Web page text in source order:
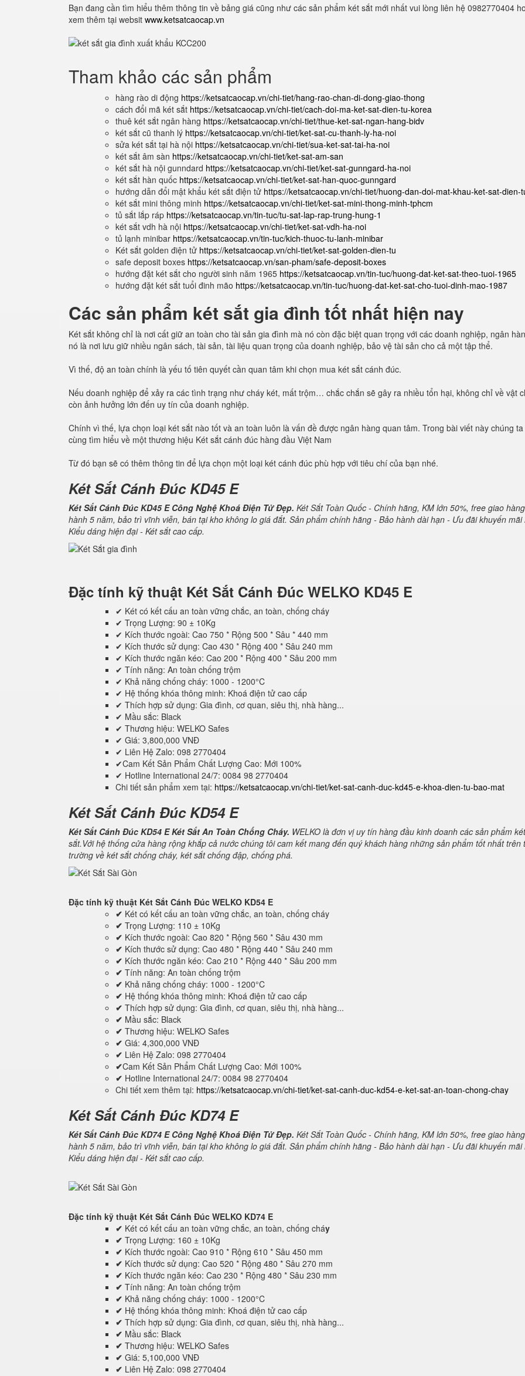
Bạn đang cần tìm hiểu thêm thông tin về bảng giá cũng như các sản phẩm két sắt mới nhất vui lòng liên hệ 0982770404
xem thêm tại websit www.ketsatcaocap.vn
Tham khảo các sản phẩm
hàng rào di động https://ketsatcaocap.vn/chi-tiet/hang-rao-chan-di-dong-giao-thong
cách đổi mã két sắt https://ketsatcaocap.vn/chi-tiet/cach-doi-ma-ket-sat-dien-tu-korea
thuê két sắt ngân hàng https://ketsatcaocap.vn/chi-tiet/thue-ket-sat-ngan-hang-bidv
két sắt cũ thanh lý https://ketsatcaocap.vn/chi-tiet/ket-sat-cu-thanh-ly-ha-noi
sửa két sắt tại hà nội https://ketsatcaocap.vn/chi-tiet/sua-ket-sat-tai-ha-noi
két sắt âm sàn https://ketsatcaocap.vn/chi-tiet/ket-sat-am-san
két sắt hà nội gunndard https://ketsatcaocap.vn/chi-tiet/ket-sat-gunngard-ha-noi
két sắt hàn quốc https://ketsatcaocap.vn/chi-tiet/ket-sat-han-quoc-gunngard
hướng dẫn đổi mật khẩu két sắt điện tử https://ketsatcaocap.vn/chi-tiet/huong-dan-doi-mat-khau-ket-sat-dien-
két sắt mini thông minh https://ketsatcaocap.vn/chi-tiet/ket-sat-mini-thong-minh-tphcm
tủ sắt lắp ráp https://ketsatcaocap.vn/tin-tuc/tu-sat-lap-rap-trung-hung-1
két sắt vdh hà nội https://ketsatcaocap.vn/chi-tiet/ket-sat-vdh-ha-noi
tủ lạnh minibar https://ketsatcaocap.vn/tin-tuc/kich-thuoc-tu-lanh-minibar
Két sắt golden điện tử https://ketsatcaocap.vn/chi-tiet/ket-sat-golden-dien-tu
safe deposit boxes https://ketsatcaocap.vn/san-pham/safe-deposit-boxes
hướng đặt két sắt cho người sinh năm 1965 https://ketsatcaocap.vn/tin-tuc/huong-dat-ket-sat-theo-tuoi-1965
hướng đặt két sắt tuổi đinh mão https://ketsatcaocap.vn/tin-tuc/huong-dat-ket-sat-cho-tuoi-dinh-mao-1987
Các sản phẩm két sắt gia đình tốt nhất hiện nay
Két sắt không chỉ là nơi cất giữ an toàn cho tài sản gia đình mà nó còn đặc biệt quan trọng với các doanh nghiệp, ngân
nó là nơi lưu giữ nhiều ngân sách, tài sản, tài liệu quan trọng của doanh nghiệp, bảo vệ tài sản cho cả một tập thể.
Vì thế, độ an toàn chính là yếu tố tiên quyết cần quan tâm khi chọn mua két sắt cánh đúc.
Nếu doanh nghiệp để xảy ra các tình trạng như cháy két, mất trộm… chắc chắn sẽ gây ra nhiều tổn hại, không chỉ về vật
còn ảnh hưởng lớn đến uy tín của doanh nghiệp.
Chính vì thế, lựa chọn loại két sắt nào tốt và an toàn luôn là vấn đề được ngân hàng quan tâm. Trong bài viết này chúng
cùng tìm hiểu về một thương hiệu Két sắt cánh đúc hàng đầu Việt Nam
Từ đó bạn sẽ có thêm thông tin để lựa chọn một loại két cánh đúc phù hợp với tiêu chí của bạn nhé.
Két Sắt Cánh Đúc KD45 E
Két Sắt Cánh Đúc KD45 E Công Nghệ Khoá Điện Tử Đẹp. Két Sắt Toàn Quốc - Chính hãng, KM lớn 50%, free giao
hành 5 năm, bảo trì vĩnh viễn, bán tại kho không lo giá đắt. Sản phẩm chính hãng - Bảo hành dài hạn - Ưu đãi khuyến mãi
Kiểu dáng hiện đại - Két sắt cao cấp.
Đặc tính kỹ thuật Két Sắt Cánh Đúc WELKO KD45 E
✔ Két có kết cấu an toàn vững chắc, an toàn, chống cháy
✔ Trọng Lượng: 90 ± 10Kg
✔ Kích thước ngoài: Cao 750 * Rộng 500 * Sâu * 440 mm
✔ Kích thước sử dụng: Cao 430 * Rộng 400 * Sâu 240 mm
✔ Kích thước ngăn kéo: Cao 200 * Rộng 400 * Sâu 200 mm
✔ Tính năng: An toàn chống trộm
✔ Khả năng chống cháy: 1000 - 1200°C
✔ Hệ thống khóa thông minh: Khoá điện tử cao cấp
✔ Thích hợp sử dụng: Gia đình, cơ quan, siêu thị, nhà hàng...
✔ Mầu sắc: Black
✔ Thương hiệu: WELKO Safes
✔ Giá: 3,800,000 VNĐ
✔ Liên Hệ Zalo: 098 2770404
✔Cam Kết Sản Phẩm Chất Lượng Cao: Mới 100%
✔ Hotline International 24/7: 0084 98 2770404
Chi tiết sản phẩm xem tại: https://ketsatcaocap.vn/chi-tiet/ket-sat-canh-duc-kd45-e-khoa-dien-tu-bao-mat
Két Sắt Cánh Đúc KD54 E
Két Sắt Cánh Đúc KD54 E Két Sắt An Toàn Chống Cháy. WELKO là đơn vị uy tín hàng đầu kinh doanh các sản phẩm két
sắt.Với hệ thống cửa hàng rộng khắp cả nước chúng tôi cam kết mang đến quý khách hàng những sản phẩm tốt nhất trên
trường về két sắt chống cháy, két sắt chống đập, chống phá.
Đặc tính kỹ thuật Két Sắt Cánh Đúc WELKO KD54 E
✔ Két có kết cấu an toàn vững chắc, an toàn, chống cháy
✔ Trọng Lượng: 110 ± 10Kg
✔ Kích thước ngoài: Cao 820 * Rộng 560 * Sâu 430 mm
✔ Kích thước sử dụng: Cao 480 * Rộng 440 * Sâu 240 mm
✔ Kích thước ngăn kéo: Cao 210 * Rộng 440 * Sâu 200 mm
✔ Tính năng: An toàn chống trộm
✔ Khả năng chống cháy: 1000 - 1200°C
✔ Hệ thống khóa thông minh: Khoá điện tử cao cấp
✔ Thích hợp sử dụng: Gia đình, cơ quan, siêu thị, nhà hàng...
✔ Mầu sắc: Black
✔ Thương hiệu: WELKO Safes
✔ Giá: 4,300,000 VNĐ
✔ Liên Hệ Zalo: 098 2770404
✔Cam Kết Sản Phẩm Chất Lượng Cao: Mới 100%
✔ Hotline International 24/7: 0084 98 2770404
Chi tiết xem thêm tại: https://ketsatcaocap.vn/chi-tiet/ket-sat-canh-duc-kd54-e-ket-sat-an-toan-chong-chay
Két Sắt Cánh Đúc KD74 E
Két Sắt Cánh Đúc KD74 E Công Nghệ Khoá Điện Tử Đẹp. Két Sắt Toàn Quốc - Chính hãng, KM lớn 50%, free giao
hành 5 năm, bảo trì vĩnh viễn, bán tại kho không lo giá đắt. Sản phẩm chính hãng - Bảo hành dài hạn - Ưu đãi khuyến mãi
Kiểu dáng hiện đại - Két sắt cao cấp.
Đặc tính kỹ thuật Két Sắt Cánh Đúc WELKO KD74 E
✔ Két có kết cấu an toàn vững chắc, an toàn, chống cháy
✔ Trọng Lượng: 160 ± 10Kg
✔ Kích thước ngoài: Cao 910 * Rộng 610 * Sâu 450 mm
✔ Kích thước sử dụng: Cao 520 * Rộng 480 * Sâu 270 mm
✔ Kích thước ngăn kéo: Cao 230 * Rộng 480 * Sâu 230 mm
✔ Tính năng: An toàn chống trộm
✔ Khả năng chống cháy: 1000 - 1200°C
✔ Hệ thống khóa thông minh: Khoá điện tử cao cấp
✔ Thích hợp sử dụng: Gia đình, cơ quan, siêu thị, nhà hàng...
✔ Mầu sắc: Black
✔ Thương hiệu: WELKO Safes
✔ Giá: 5,100,000 VNĐ
✔ Liên Hệ Zalo: 098 2770404